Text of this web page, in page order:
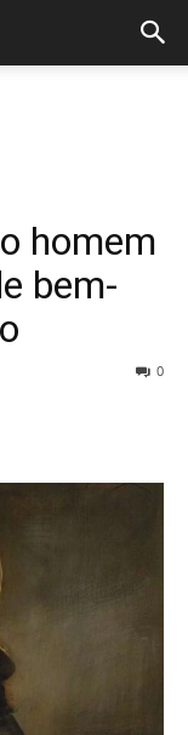
homem
bem-
0